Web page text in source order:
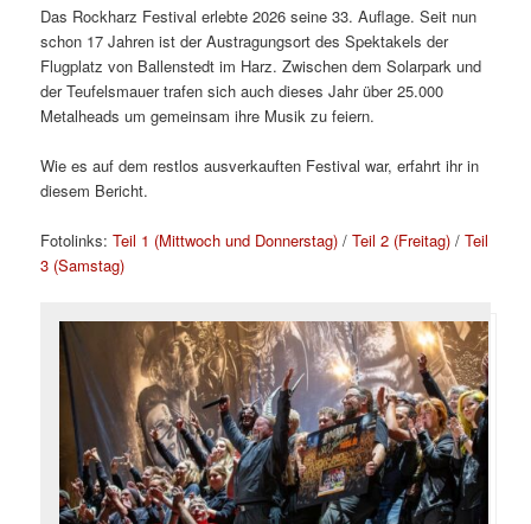
Das Rockharz Festival erlebte 2026 seine 33. Auflage. Seit nun
schon 17 Jahren ist der Austragungsort des Spektakels der
Flugplatz von Ballenstedt im Harz. Zwischen dem Solarpark und
der Teufelsmauer trafen sich auch dieses Jahr über 25.000
Metalheads um gemeinsam ihre Musik zu feiern.
Wie es auf dem restlos ausverkauften Festival war, erfahrt ihr in
diesem Bericht.
Fotolinks:Teil 1 (Mittwoch und Donnerstag) /Teil 2 (Freitag) /Teil
3 (Samstag)